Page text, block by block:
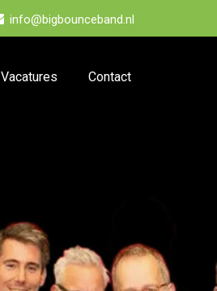
info@bigbounceband.nl
Vacatures Contact